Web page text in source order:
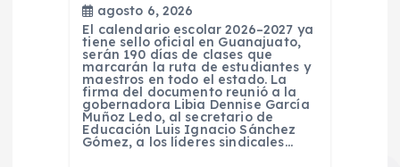
agosto 6, 2026
El calendario escolar 2026–2027 ya
tiene sello oficial en Guanajuato,
serán 190 días de clases que
marcarán la ruta de estudiantes y
maestros en todo el estado. La
firma del documento reunió a la
gobernadora Libia Dennise García
Muñoz Ledo, al secretario de
Educación Luis Ignacio Sánchez
Gómez, a los líderes sindicales…